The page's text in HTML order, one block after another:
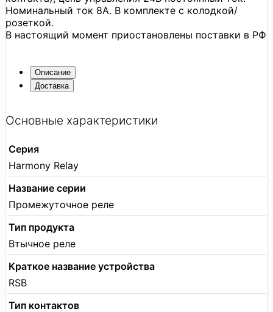
Номинальный ток 8А. В комплекте с колодкой/
розеткой.
В настоящий момент приостановлены поставки в РФ
Описание
Доставка
Основные характеристики
Серия
Harmony Relay
Название серии
Промежуточное реле
Тип продукта
Втычное реле
Краткое название устройства
RSB
Тип контактов